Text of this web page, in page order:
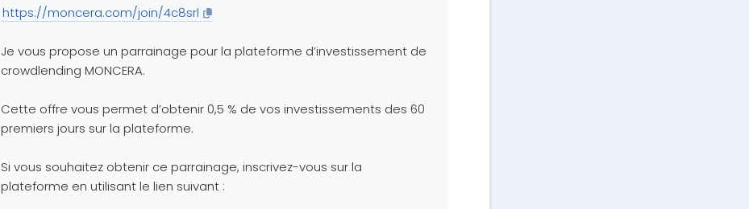
https://moncera.com/join/4c8srl
Je vous propose un parrainage pour la plateforme d’investissement de
crowdlending MONCERA.
Cette offre vous permet d’obtenir 0,5 % de vos investissements des 60
premiers jours sur la plateforme.
Si vous souhaitez obtenir ce parrainage, inscrivez-vous sur la
plateforme en utilisant le lien suivant :